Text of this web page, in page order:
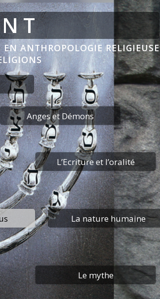
EN ANTHROPOLOGIE RELIGIEUSE
Anges et Démons
L’Ecriture et l’oralité
La nature humaine
Le mythe